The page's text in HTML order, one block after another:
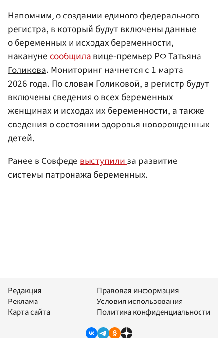
Напомним, о создании единого федерального
регистра, в который будут включены данные
о беременных и исходах беременности,
наканунесообщилавице-премьерРФТатьяна
Голикова. Мониторинг начнется с 1 марта
2026 года. По словам Голиковой, в регистр будут
включены сведения о всех беременных
женщинах и исходах их беременности, а также
сведения о состоянии здоровья новорожденных
детей.
Ранее в Совфедевыступилиза развитие
системы патронажа беременных.
Редакция
Реклама
Карта сайта
Правовая информация
Условия использования
Политика конфиденциальности